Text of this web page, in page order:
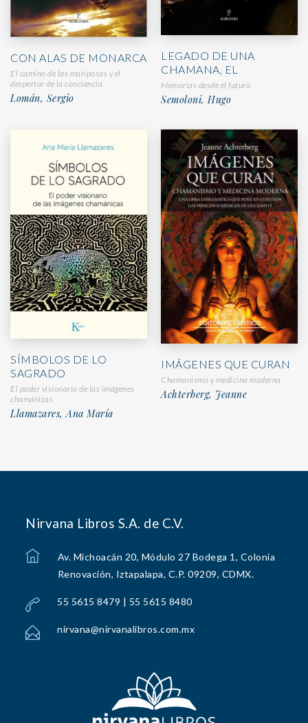
CON ALAS DE MONARCA
El camino de las mariposas y el
despertar de la conciencia
Lomán, Sergio
LEGADO DE UNA
CHAMANA, EL
Memorias desde el futuro
Semoloni, Hugo
SÍMBOLOS DE LO
SAGRADO
El poder visionario de las imágenes
chamánicas
Llamazares, Ana María
IMÁGENES QUE CURAN
Chamanismo y medicina moderna
Achterberg, Jeanne
Nirvana Libros S.A. de C.V.
Av. Michoacán 20, Módulo 27 Bodega 1, Colonia
Renovación, Iztapalapa, C.P. 09209, CDMX.
55 5615 8479 | 55 5615 8480
nirvana@nirvanalibros.com.mx